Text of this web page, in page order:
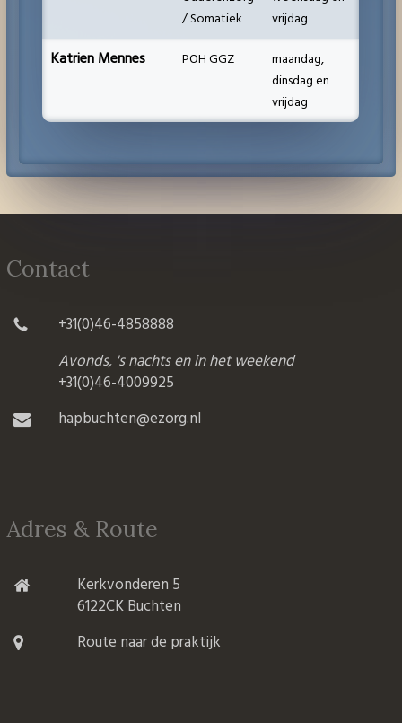
/ Somatiek
vrijdag
Katrien Mennes POH GGZ
maandag,
dinsdag en
vrijdag
Contact
+31(0)46-4858888
Avonds, 's nachts en in het weekend
+31(0)46-4009925
hapbuchten@ezorg.nl
Adres & Route
Kerkvonderen 5
6122CK Buchten
Route naar de praktijk